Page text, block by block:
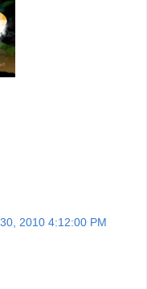
2010 4:12:00 PM